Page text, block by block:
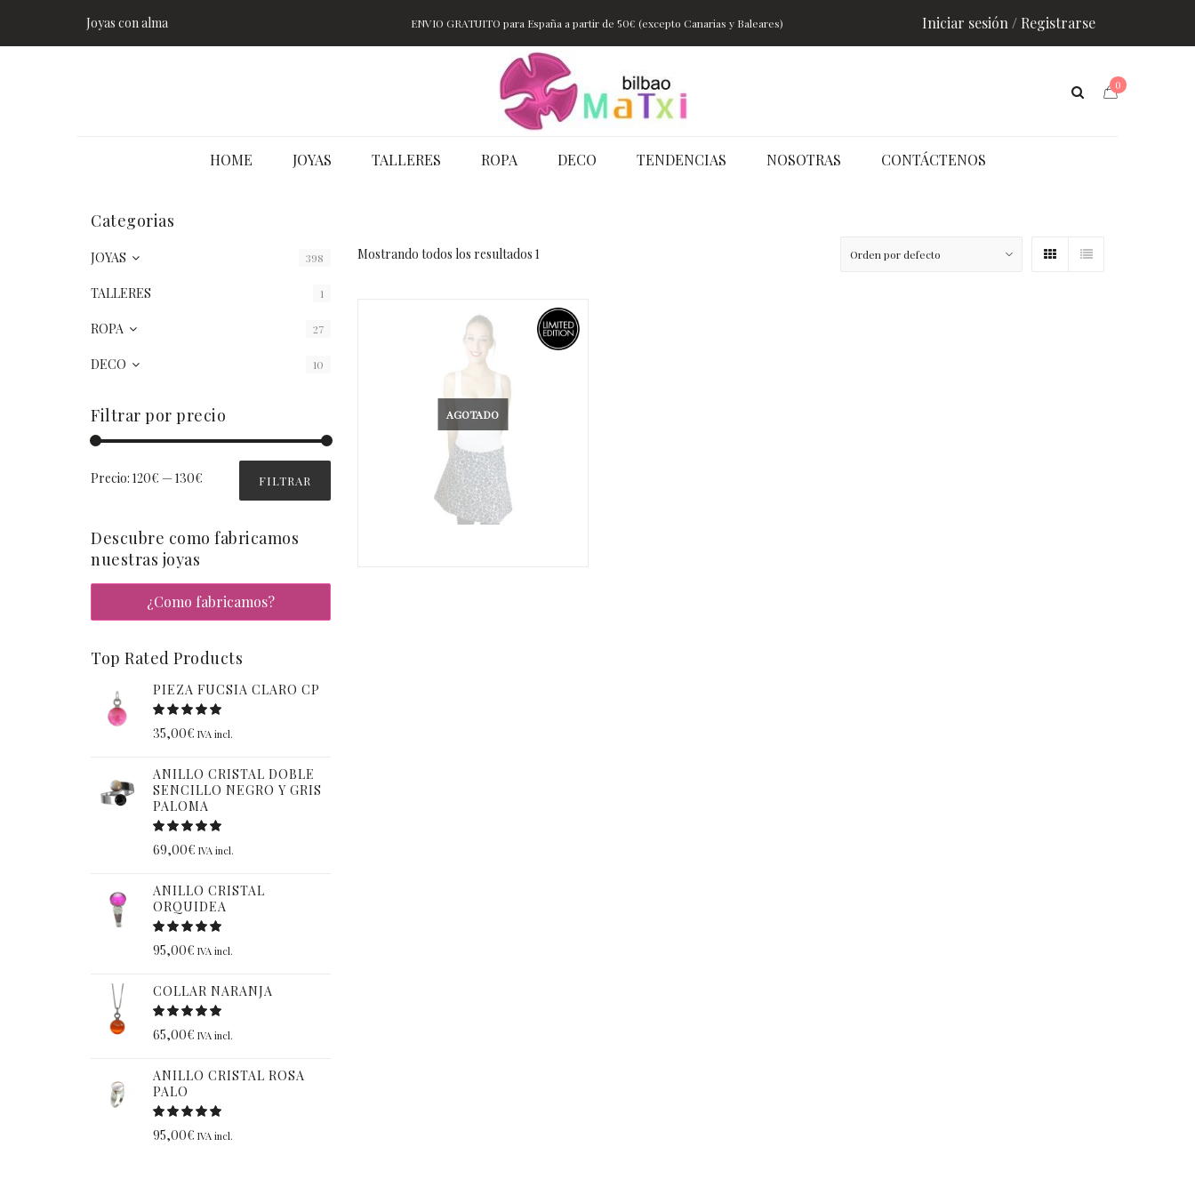
Joyas con alma ENVIO GRATUITO para España a partir de 50€ (excepto Canarias y Baleares) Iniciar sesión / Registrarse
0
HOME JOYAS TALLERES ROPA DECO TENDENCIAS NOSOTRAS CONTÁCTENOS
Mostrando todos los resultados 1
AGOTADO
Categorias
JOYAS 398
TALLERES 1
ROPA 27
DECO 10
Filtrar por precio
FILTRAR
Precio: 120€ —130€
Descubre como fabricamos
nuestras joyas
¿Como fabricamos?
Top Rated Products
PIEZA FUCSIA CLARO CP
35,00€ IVA incl.
ANILLO CRISTAL DOBLE
SENCILLO NEGRO Y GRIS
PALOMA
69,00€ IVA incl.
ANILLO CRISTAL
ORQUIDEA
95,00€ IVA incl.
COLLAR NARANJA
65,00€ IVA incl.
ANILLO CRISTAL ROSA
PALO
95,00€ IVA incl.